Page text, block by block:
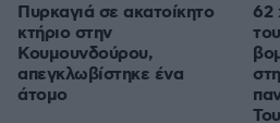
Πυρκαγιά σε ακατοίκητο
κτήριο στην
Κουμουνδούρου,
απεγκλωβίστηκε ένα
άτομο
62